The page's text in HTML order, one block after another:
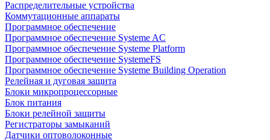
Распределительные устройства
Коммутационные аппараты
Программное обеспечение
Программное обеспечение Systeme AC
Программное обеспечение Systeme Platform
Программное обеспечение SystemeFS
Программное обеспечение Systeme Building Operation
Релейная и дуговая защита
Блоки микропроцессорные
Блок питания
Блоки релейной защиты
Регистраторы замыканий
Датчики оптоволоконные